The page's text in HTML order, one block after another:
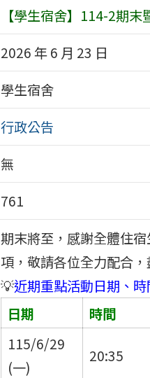
【學生宿舍】114-2期
2026 年 6 月 23 日
學生宿舍
行政公告
無
761
期末將至，感謝全體住
項，敬請各位全力配合，
💡近期重點活動日期、
日期
時間
115/6/29
(一)
20:35